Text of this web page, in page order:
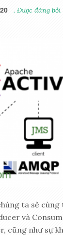
. Được đăng bởi
ta sẽ cùng
và
cũng như sự